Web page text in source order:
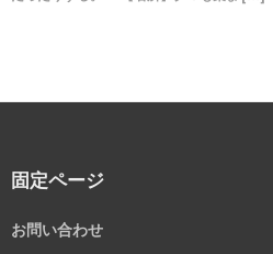
固定ページ
お問い合わせ